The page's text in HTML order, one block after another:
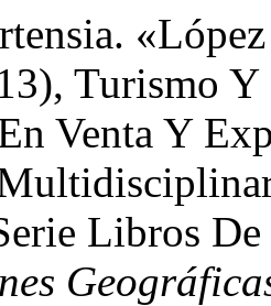
Turismo
Venta Y
Libros